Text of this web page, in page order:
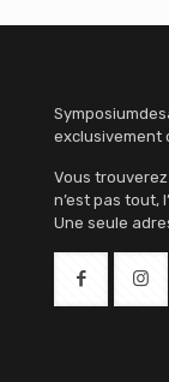
exclusivement
Vous
n’est pas tout,
Une seule